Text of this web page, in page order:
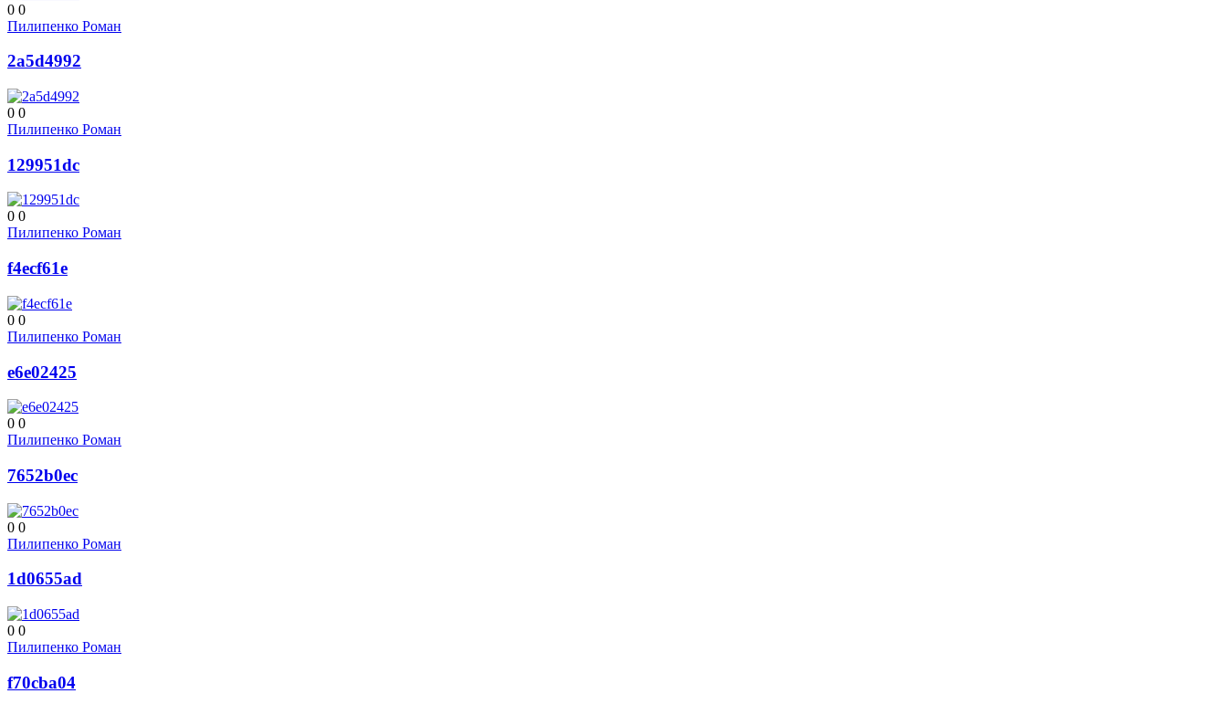
0 0
Пилипенко Роман
2a5d4992
0 0
Пилипенко Роман
129951dc
0 0
Пилипенко Роман
f4ecf61e
0 0
Пилипенко Роман
e6e02425
0 0
Пилипенко Роман
7652b0ec
0 0
Пилипенко Роман
1d0655ad
0 0
Пилипенко Роман
f70cba04